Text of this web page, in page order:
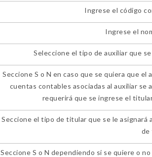
Ingrese el código
Ingrese el
Seleccione el tipo de auxiliar que
Seccione S o N en caso que se quiera que
cuentas contables asociadas al auxiliar
requerirá que se ingrese el
Seccione el tipo de titular que se le
de
Seccione S o N dependiendo si se quiere o